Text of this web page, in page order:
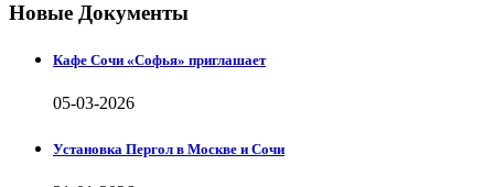
Новые Документы
Кафе Сочи «Софья» приглашает
05-03-2026
Установка Пергол в Москве и Сочи